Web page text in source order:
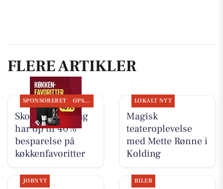
FLERE ARTIKLER
SPONSORERET OPSLAGSTAVLEN
Skousen Kolding
har op til 40%
besparelse på
køkkenfavoritter
LOKALT NYT
Magisk
teateroplevelse
med Mette Rønne i
Kolding
JOBNYT BILER